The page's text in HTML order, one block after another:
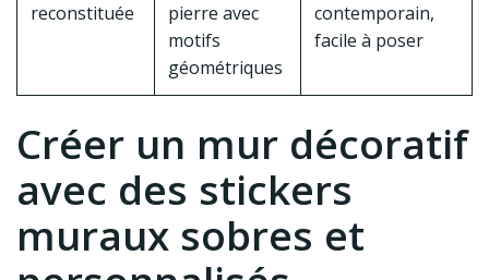
reconstituée
pierre avec
motifs
géométriques
contemporain,
facile à poser
Créer un mur décoratif
avec des stickers
muraux sobres et